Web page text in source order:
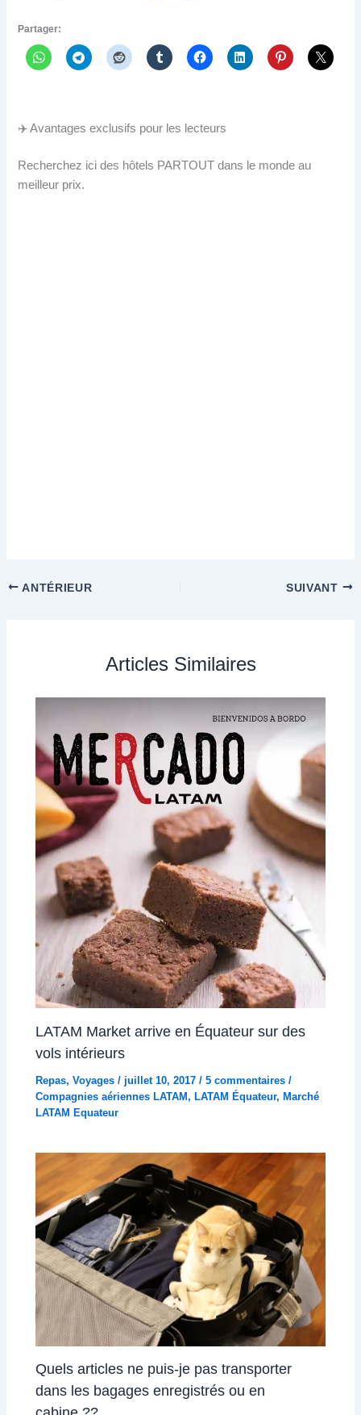
Partager:
✈️ Avantages exclusifs pour les lecteurs
Recherchez ici des hôtels PARTOUT dans le monde au
meilleur prix.
ANTÉRIEUR SUIVANT
Articles Similaires
LATAM Market arrive en Équateur sur des
vols intérieurs
Repas,Voyages / juillet 10, 2017/5 commentaires /
Compagnies aériennes LATAM,LATAM Équateur,Marché
LATAM Equateur
Quels articles ne puis-je pas transporter
dans les bagages enregistrés ou en